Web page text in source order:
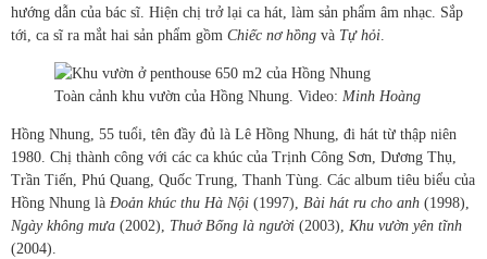
hướng dẫn của bác sĩ. Hiện chị trở lại ca hát, làm sản phẩm âm nhạc. Sắp
tới, ca sĩ ra mắt hai sản phẩm gồm Chiếc nơ hồng và Tự hỏi.
Toàn cảnh khu vườn của Hồng Nhung. Video: Minh Hoàng
Hồng Nhung, 55 tuổi, tên đầy đủ là Lê Hồng Nhung, đi hát từ thập niên
1980. Chị thành công với các ca khúc của Trịnh Công Sơn, Dương Thụ,
Trần Tiến, Phú Quang, Quốc Trung, Thanh Tùng. Các album tiêu biểu của
Hồng Nhung là Đoản khúc thu Hà Nội (1997), Bài hát ru cho anh (1998),
Ngày không mưa (2002), Thuở Bống là người (2003), Khu vườn yên tĩnh
(2004).